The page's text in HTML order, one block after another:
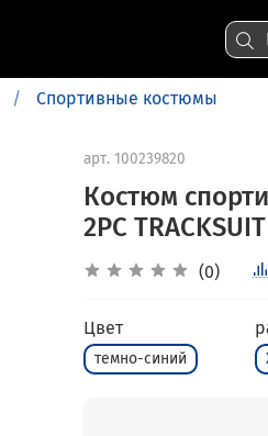
Спортивные костюмы
арт. 100239820
Костюм
2PC TRACKSUIT
(0)
Цвет
темно-синий